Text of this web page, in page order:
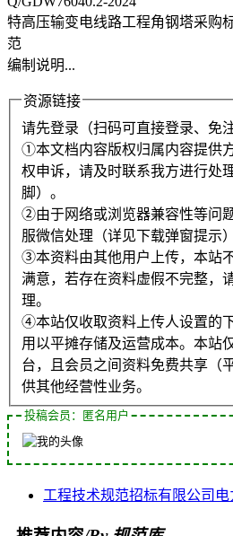
特高压输变电线路工程角钢塔采购
范
编制说明...
资源链接
请先登录（扫码可直接登录、免注
①本文档内容版权归属内容提供
权申诉，请及时联系我方进行处
脚）。
②由于网络或浏览器兼容性等问
服微信处理（详见下载弹窗提示
③本资料由其他用户上传，本站
满意，若存在资料虚假不完整，
理。
④本站仅收取资料上传人设置的
用以平摊存储及运营成本。本站
台，且会员之间资料免费共享（
供其他经营性业务。
投稿会员：匿名用户
工程技术规范招标有限公司 电